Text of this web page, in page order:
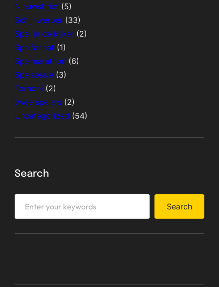
Nieuwsbrief (5)
Schijnwerper (33)
Spel in de kijker (2)
Spelfanaat (1)
Spelmarathon (6)
Spelsessie (3)
Tornooi (2)
twee spelers (2)
Uncategorized (54)
Search
Search